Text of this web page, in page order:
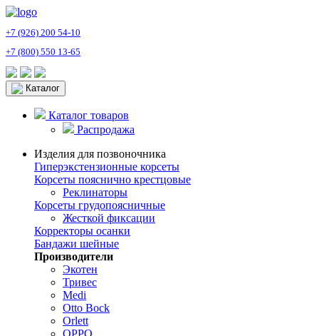
+7 (926) 200 54-10
+7 (800) 550 13-65
Каталог
Каталог товаров
Распродажа
Изделия для позвоночника
Гиперэкстензионные корсеты
Корсеты пояснично крестцовые
Реклинаторы
Корсеты грудопоясничные
Жесткой фиксации
Корректоры осанки
Бандажи шейные
Производители
Экотен
Тривес
Medi
Otto Bock
Orlett
OPPO